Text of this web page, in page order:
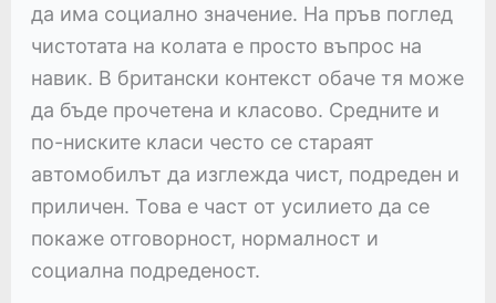
да има социално значение. На пръв поглед
чистотата на колата е просто въпрос на
навик. В британски контекст обаче тя може
да бъде прочетена и класово. Средните и
по-ниските класи често се стараят
автомобилът да изглежда чист, подреден и
приличен. Това е част от усилието да се
покаже отговорност, нормалност и
социална подреденост.